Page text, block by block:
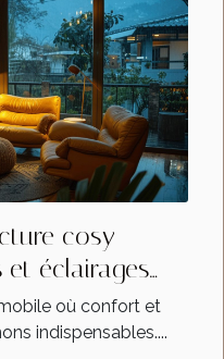
cosy
et éclairages
où confort et
indispensables....